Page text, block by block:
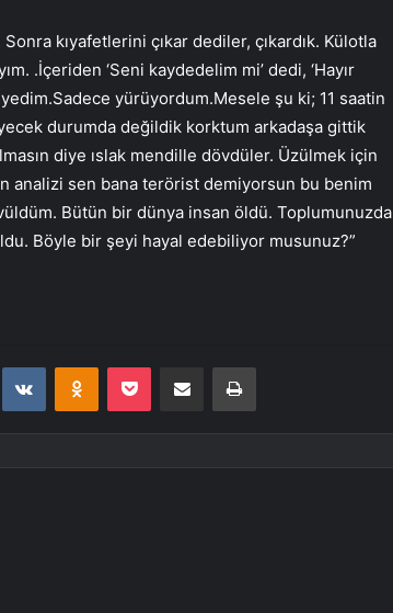
kıyafetlerini çıkar dediler, çıkardık. Külotla
.İçeriden ‘Seni kaydedelim mi’ dedi, ‘Hayır
yedim.Sadece yürüyordum.Mesele şu ki; 11 saatin
durumda değildik korktum arkadaşa gittik
diye ıslak mendille dövdüler. Üzülmek için
analizi sen bana terörist demiyorsun bu benim
Bütün bir dünya insan öldü. Toplumunuzda
Böyle bir şeyi hayal edebiliyor musunuz?”
VKontakteOdnoklassniki
Pocket E-Posta ile paylaş Yazdır